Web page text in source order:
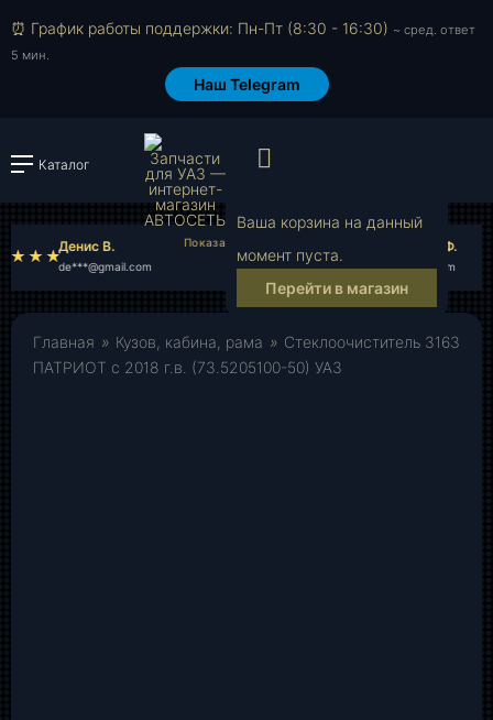
⏰ График работы поддержки: Пн-Пт (8:30 - 16:30) ~ сред. ответ
5 мин.
Наш Telegram
Каталог Войти или
Ваша корзина на данный
момент пуста.
Перейти в магазин
Денис В.
de***@gmail.com
Александр Ф.
al***@gmail.com
Главная » Кузов, кабина, рама » Стеклоочиститель 3163
ПАТРИОТ с 2018 г.в. (73.5205100-50) УАЗ